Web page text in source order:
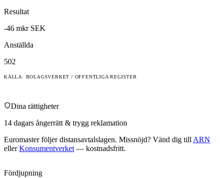
Resultat
-46 mkr SEK
Anställda
502
KÄLLA: BOLAGSVERKET / OFFENTLIGA REGISTER
Dina rättigheter
14 dagars ångerrätt & trygg reklamation
Euromasterföljer distansavtalslagen. Missnöjd? Vänd dig till ARN
eller Konsumentverket — kostnadsfritt.
Fördjupning